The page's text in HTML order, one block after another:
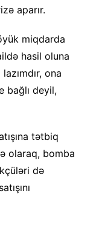
aparır.
miqdarda
hasil oluna
ona
bağlı deyil,
tətbiq
olaraq, bomba
də